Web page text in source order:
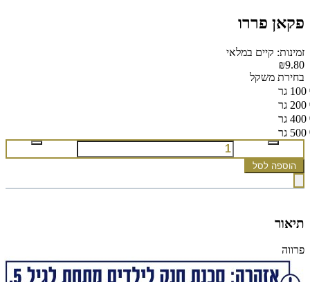
פקאן פררו
זמינות: קיים במלאי
₪9.80
בחירת משקל
100 גר
200 גר
400 גר
500 גר
הוספה לסל
תיאור
פרווה